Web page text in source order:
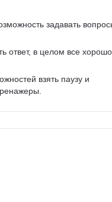
задавать
ответ, в целом все хорошо.
взять паузу и